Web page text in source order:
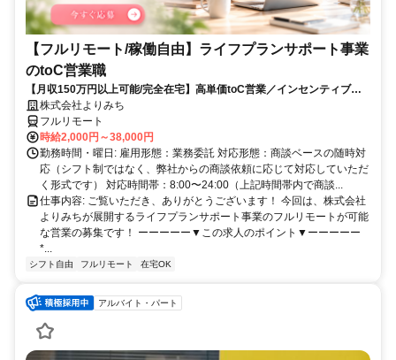
【フルリモート/稼働自由】ライフプランサポート事業
のtoC営業職
【月収150万円以上可能/完全在宅】高単価toC営業／インセンティブ充
実 株式会社よりみち
フルリモート
時給2,000円～38,000円
勤務時間・曜日: 雇用形態：業務委託 対応形態：商談ベースの随時対
応（シフト制ではなく、弊社からの商談依頼に応じて対応していただ
く形式です） 対応時間帯：8:00〜24:00（上記時間帯内で商談...
仕事内容: ご覧いただき、ありがとうございます！ 今回は、株式会社
よりみちが展開するライフプランサポート事業のフルリモートが可能
な営業の募集です！ ーーーーー▼この求人のポイント▼ーーーーー
*...
シフト自由 フルリモート 在宅OK
アルバイト・パート